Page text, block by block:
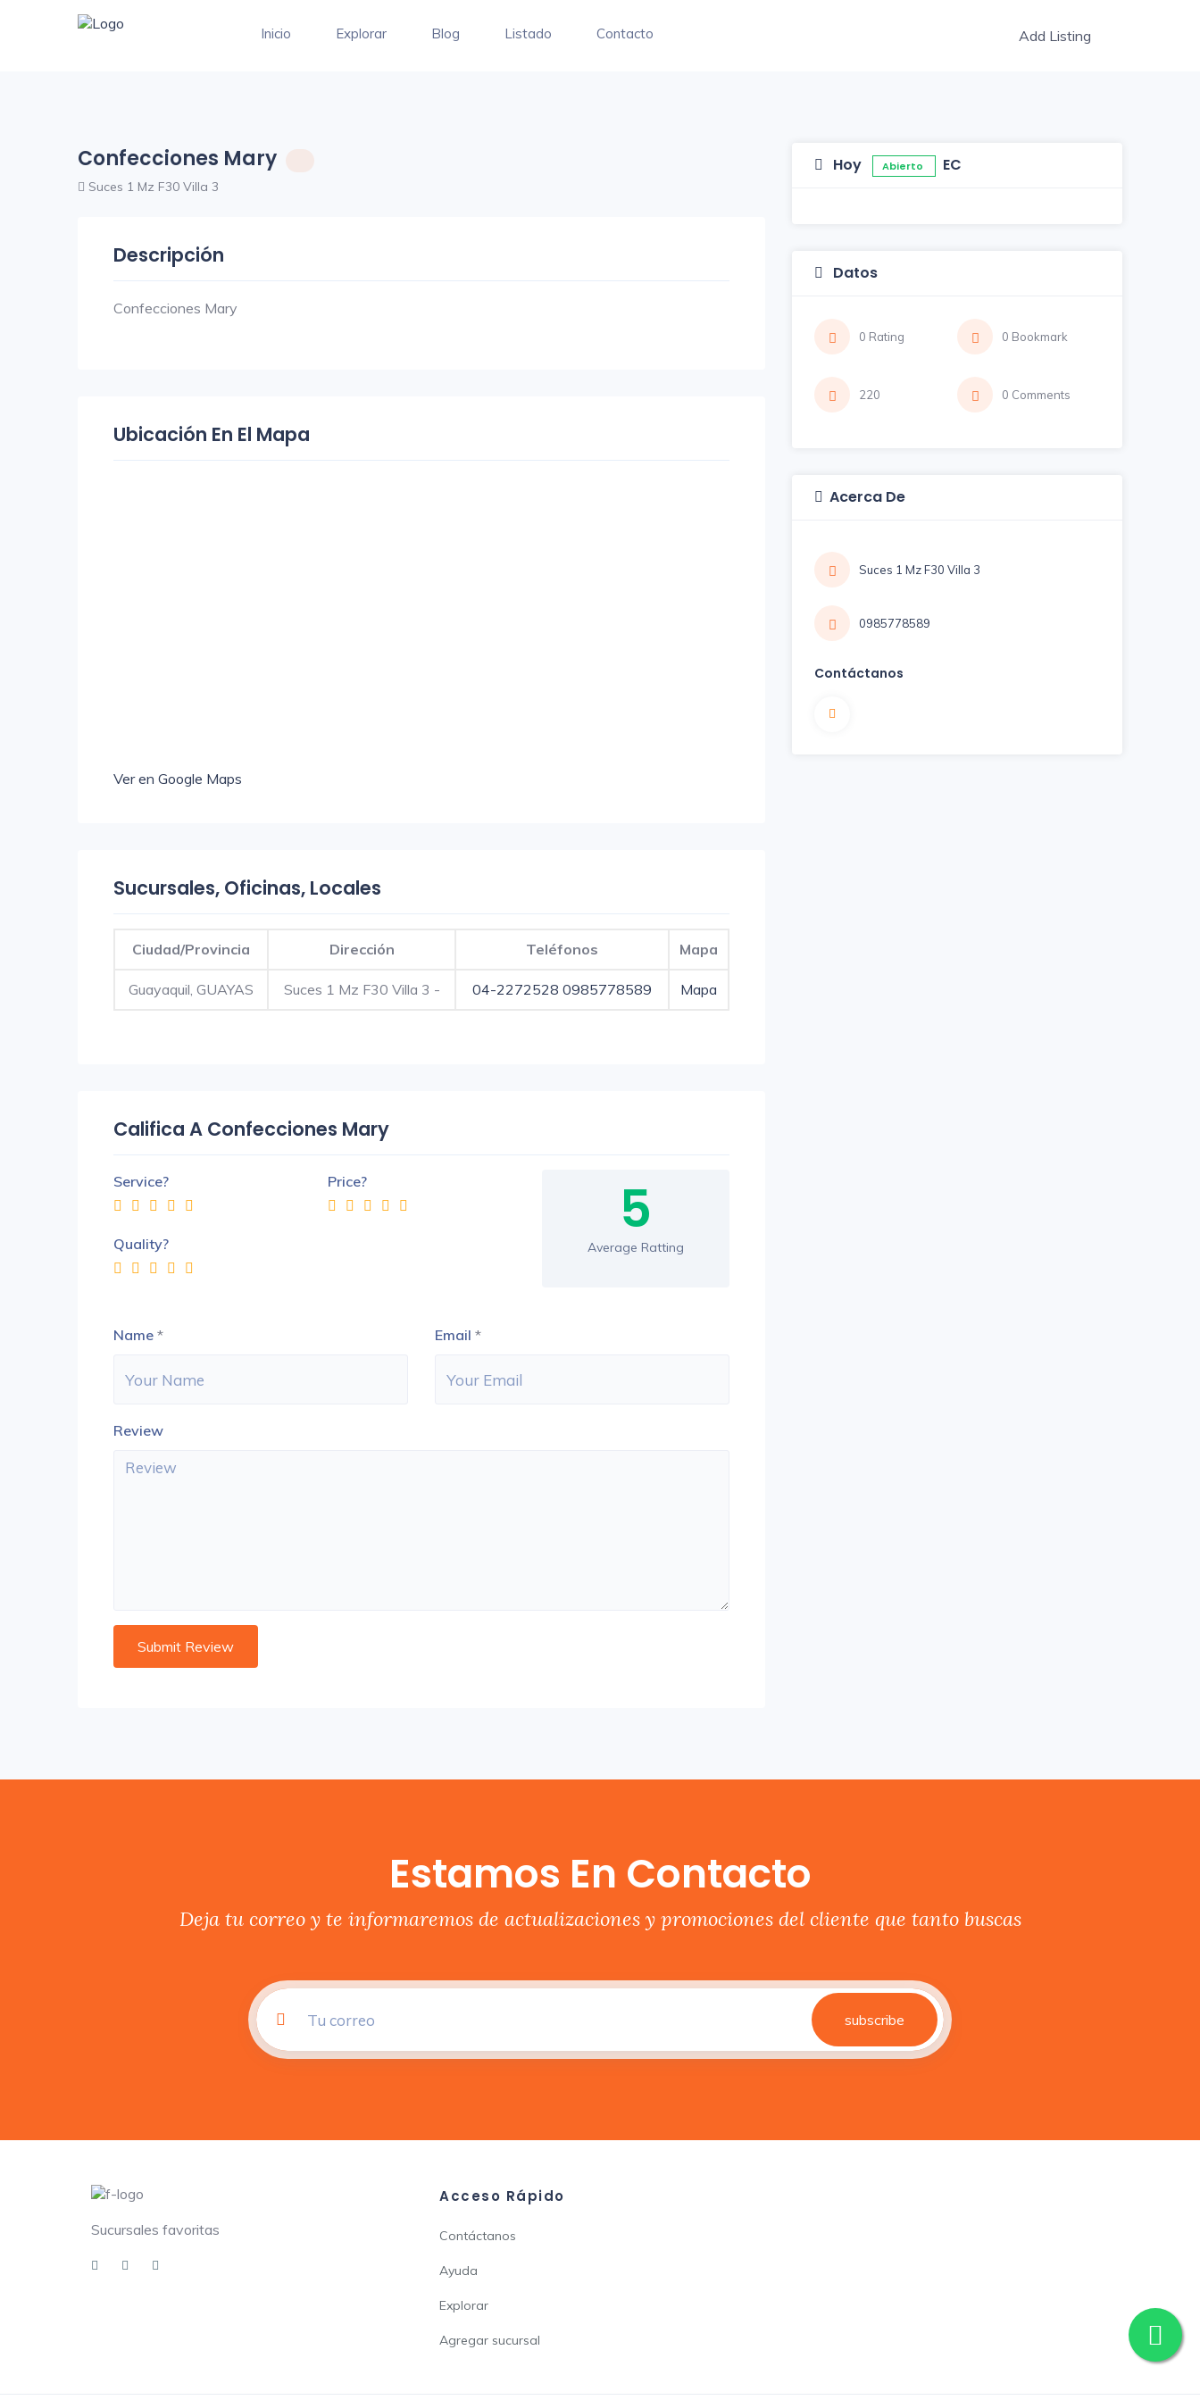
Add Listing
Inicio Explorar Blog Listado Contacto
Confecciones Mary
Suces 1 Mz F30 Villa 3
Descripción
Confecciones Mary
Ubicación En El Mapa
Ver en Google Maps
Sucursales, Oficinas, Locales
Ciudad/Provincia Dirección Teléfonos Mapa
Guayaquil, GUAYAS Suces 1 Mz F30 Villa 3 - 04-2272528 0985778589 Mapa
Califica A Confecciones Mary
Service? Price?
Quality? 5
Average Ratting
Name * Email *
Review
Hoy Abierto EC
Datos
0 Rating 0 Bookmark
220 0 Comments
Acerca De
Suces 1 Mz F30 Villa 3
0985778589
Contáctanos
Estamos En Contacto
Deja tu correo y te informaremos de actualizaciones y promociones del cliente que tanto buscas
subscribe
Sucursales favoritas
Acceso Rápido
Contáctanos
Ayuda
Explorar
Agregar sucursal